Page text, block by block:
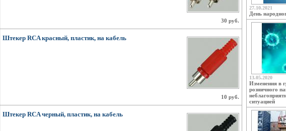
27.10.2021
День
13.05.2020
Изменения в
розничного
ситуацией
30 руб.
10 руб.
Штекер RCA красный, пластик, на кабель
Штекер RCA черный, пластик, на кабель